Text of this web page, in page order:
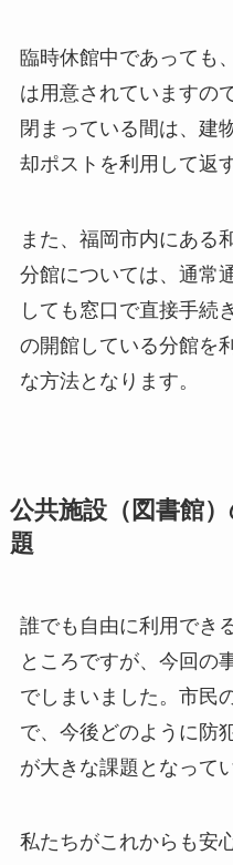
臨時休館中であっても
は用意されていますの
閉まっている間は、建
却ポストを利用して返
また、福岡市内にある
分館については、通常
しても窓口で直接手続
の開館している分館を
な方法となります。
公共施設（図書館
題
誰でも自由に利用でき
ところですが、今回の
でしまいました。市民
で、今後どのように防
が大きな課題となって
私たちがこれからも安